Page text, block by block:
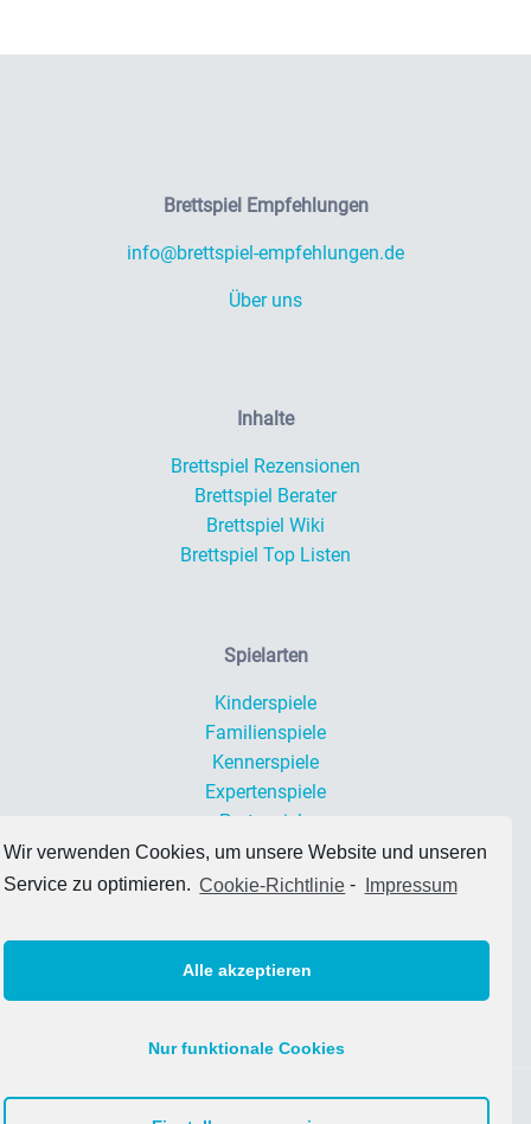
Wir verwenden Cookies, um unsere Website und unseren
Service zu optimieren. Cookie-Richtlinie - Impressum
Alle akzeptieren
Nur funktionale Cookies
Brettspiel Empfehlungen
info@brettspiel-empfehlungen.de
Über uns
Inhalte
Brettspiel Rezensionen
Brettspiel Berater
Brettspiel Wiki
Brettspiel Top Listen
Spielarten
Kinderspiele
Familienspiele
Kennerspiele
Expertenspiele
Partyspiele
© 2026 Brettspiel Empfehlungen. All Rights Reserved.